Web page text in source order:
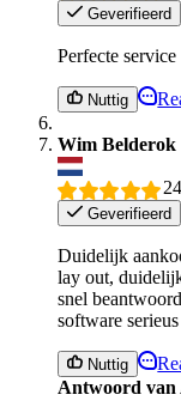
Geverifieerd
Perfecte service
Nuttig
Wim Belderok
Geverifieerd
Duidelijk
lay out,
snel
software
Nuttig
Antwoord van